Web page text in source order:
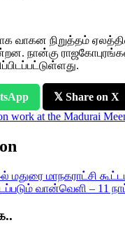
வாகன நிறுத்தம்
நான்கு
𝕏 Share on X
work at the Madurai
ல் மதுரை மாநகராட்சி
வான்வெளி – 11